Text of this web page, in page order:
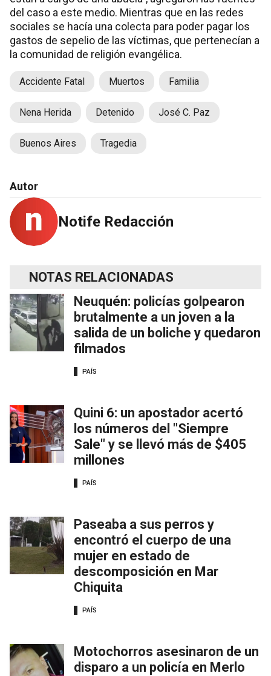
del caso a este medio. Mientras que en las redes
sociales se hacía una colecta para poder pagar los
gastos de sepelio de las víctimas, que pertenecían a
la comunidad de religión evangélica.
Accidente Fatal Muertos Familia
Nena Herida Detenido José C. Paz
Buenos Aires Tragedia
Autor
Notife Redacción
NOTAS RELACIONADAS
Neuquén: policías golpearon
brutalmente a un joven a la
salida de un boliche y quedaron
filmados
PAÍS
Quini 6: un apostador acertó
los números del "Siempre
Sale" y se llevó más de $405
millones
PAÍS
Paseaba a sus perros y
encontró el cuerpo de una
mujer en estado de
descomposición en Mar
Chiquita
PAÍS
Motochorros asesinaron de un
disparo a un policía en Merlo